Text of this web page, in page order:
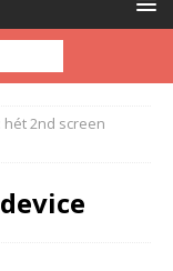
hét 2nd screen